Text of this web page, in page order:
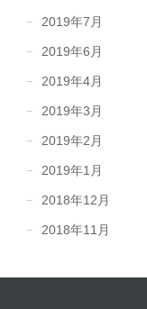
2019年7月
2019年6月
2019年4月
2019年3月
2019年2月
2019年1月
2018年12月
2018年11月